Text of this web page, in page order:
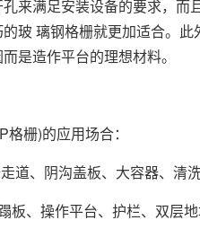
来满足安装设备的要求，
玻 璃钢格栅就更加适合。
是造作平台的理想材料。
格栅)的应用场合：
、阴沟盖板、大容器、清
、操作平台、护栏、双层地